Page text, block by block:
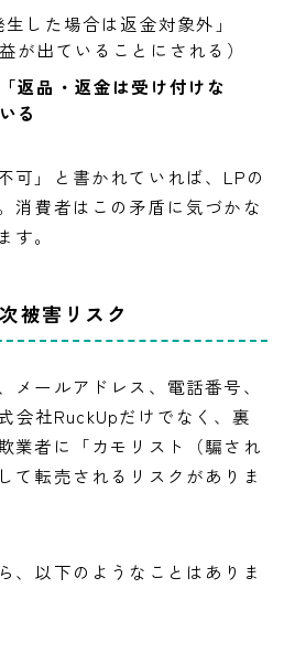
生した場合は返金対象外」
が出ていることにされる）
返品・返金は受け付けな
る
可」と書かれていれば、LPの
消費者はこの矛盾に気づかな
す。
被害リスク
メールアドレス、電話番号、
会社RuckUpだけでなく、裏
業者に「カモリスト（騙され
て転売されるリスクがありま
、以下のようなことはありま